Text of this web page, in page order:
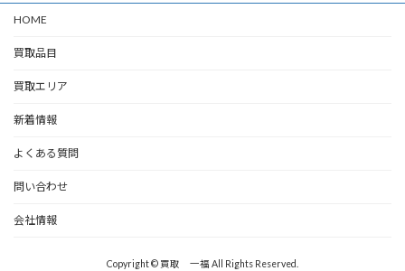
HOME
買取品目
買取エリア
新着情報
よくある質問
問い合わせ
会社情報
Copyright © 買取 一福 All Rights Reserved.